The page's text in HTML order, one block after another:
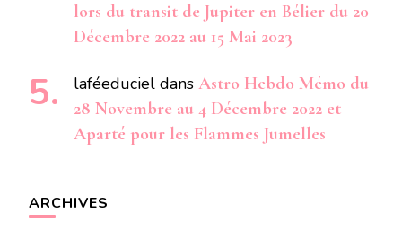
lors du transit de Jupiter en Bélier du 20
Décembre 2022 au 15 Mai 2023
laféeduciel dans Astro Hebdo Mémo du
28 Novembre au 4 Décembre 2022 et
Aparté pour les Flammes Jumelles
ARCHIVES